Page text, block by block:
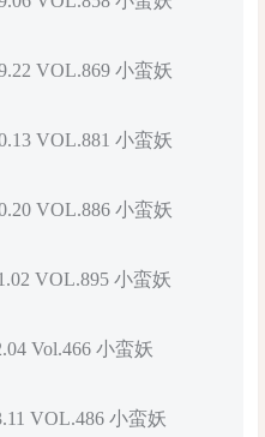
VOL.869 小蛮妖
VOL.881 小蛮妖
VOL.886 小蛮妖
VOL.895 小蛮妖
Vol.466 小蛮妖
VOL.486 小蛮妖